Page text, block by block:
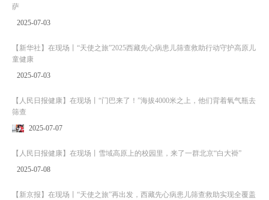
萨
2025-07-03
【新华社】在现场丨“天使之旅”2025西藏先心病患儿筛查救助行动守护高原儿
童健康
2025-07-03
【人民日报健康】在现场丨“门巴来了！”海拔4000米之上，他们背着氧气瓶去
筛查
2025-07-07
【人民日报健康】在现场丨雪域高原上的校园里，来了一群北京“白大褂”
2025-07-08
【新京报】在现场丨“天使之旅”再出发，西藏先心病患儿筛查救助实现全覆盖